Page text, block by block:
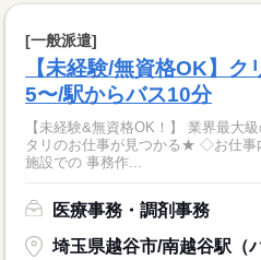
[一般派遣]
【未経験/無資格OK】
5〜/駅からバス10分
【未経験&無資格OK！】 業界最大
タリのお仕事が見つかる★ ◇お仕事内容◇ 病院やクリニック、介護
施設での 事務作...
医療事務・調剤事務
埼玉県越谷市/南越谷駅（